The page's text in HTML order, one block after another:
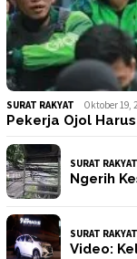
SURAT RAKYAT Oktober 19,
Pekerja Ojol
SURAT RAKYAT
Ngerih
SURAT RAKYAT
Video: